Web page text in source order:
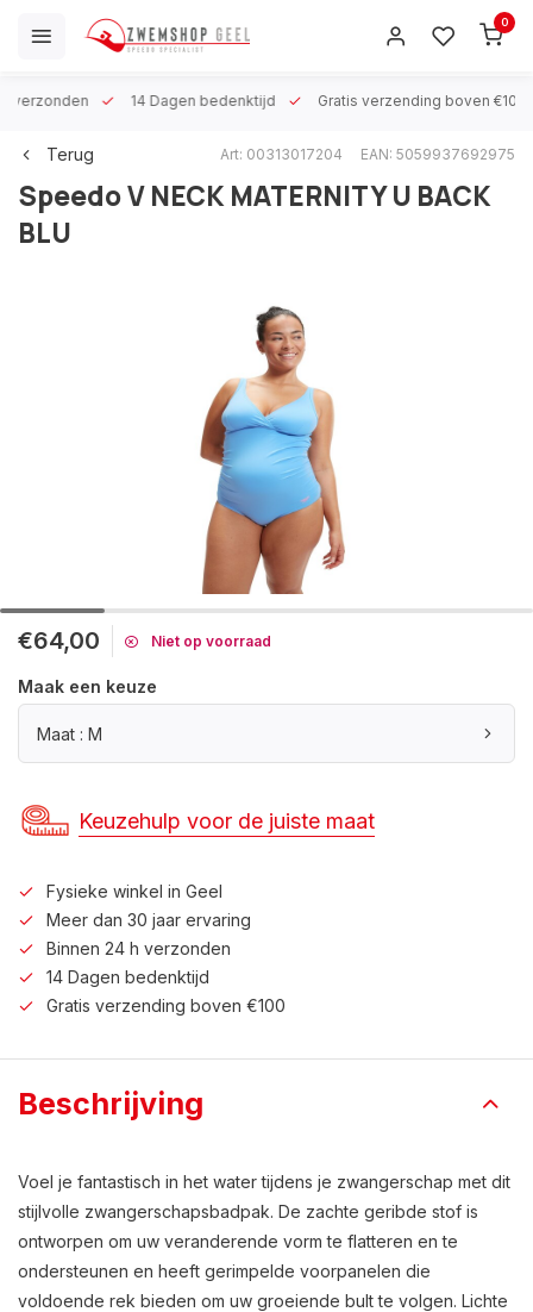
0
verzonden 14 Dagen bedenktijd Gratis verzending boven €100
Terug Art: 00313017204 EAN: 5059937692975
SpeedoV NECK MATERNITY U BACK
BLU
€64,00 Niet op voorraad
Maak een keuze
Maat : M
Keuzehulp voor de juiste maat
Fysieke winkel in Geel
Meer dan 30 jaar ervaring
Binnen 24 h verzonden
14 Dagen bedenktijd
Gratis verzending boven €100
Beschrijving
Voel je fantastisch in het water tijdens je zwangerschap met dit
stijlvolle zwangerschapsbadpak. De zachte geribde stof is
ontworpen om uw veranderende vorm te flatteren en te
ondersteunen en heeft gerimpelde voorpanelen die
voldoende rek bieden om uw groeiende bult te volgen. Lichte